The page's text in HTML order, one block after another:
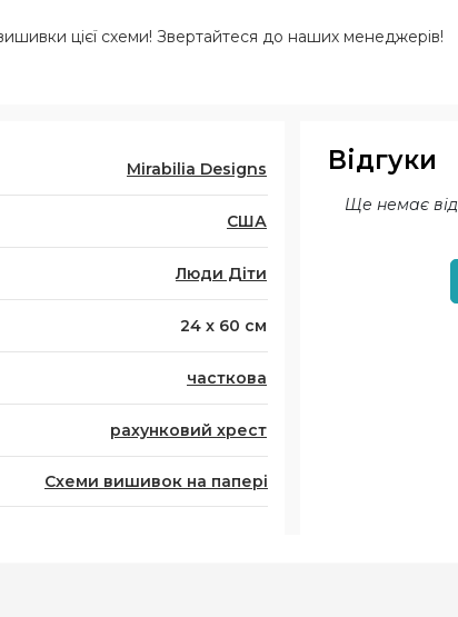
цієї схеми! Звертайтеся до наших менеджерів!
Mirabilia Designs
США
Люди Діти
24 x 60 см
часткова
рахунковий хрест
Схеми вишивок на папері
Відгуки
Ще немає